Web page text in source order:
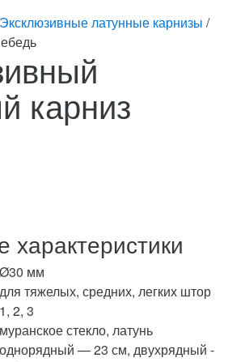
Эксклюзивные латунные карнизы /
карниз
характеристики
Ø30 мм
для тяжелых, средних, легких штор
1, 2, 3
муранское стекло, латунь
однорядный — 23 см, двухрядный -